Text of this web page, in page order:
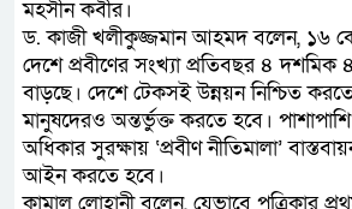
মহসীন কবীর।
ড. কাজী খলীকুজ্জমান আহমদ বলেন, ১৬
দেশে প্রবীণের সংখ্যা প্রতিবছর ৪ দশমিক
বাড়ছে। দেশে টেকসই উন্নয়ন নিশ্চিত
মানুষদেরও অন্তর্ভুক্ত করতে হবে। পাশাপাশি
অধিকার সুরক্ষায় ‘প্রবীণ নীতিমালা’
আইন করতে হবে।
কামাল লোহানী বলেন, যেভাবে পত্রিকার